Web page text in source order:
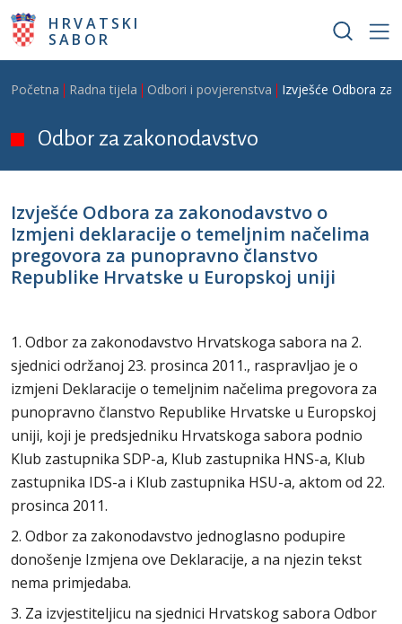
Skoči na glavni sadržaj
HRVATSKI
SABOR
Breadcrumb
Početna Radna tijela Odbori i povjerenstva Izvješće Odbora za
Odbor za zakonodavstvo
Izvješće Odbora za zakonodavstvo o
Izmjeni deklaracije o temeljnim načelima
pregovora za punopravno članstvo
Republike Hrvatske u Europskoj uniji
1. Odbor za zakonodavstvo Hrvatskoga sabora na 2.
sjednici održanoj 23. prosinca 2011., raspravljao je o
izmjeni Deklaracije o temeljnim načelima pregovora za
punopravno članstvo Republike Hrvatske u Europskoj
uniji, koji je predsjedniku Hrvatskoga sabora podnio
Klub zastupnika SDP-a, Klub zastupnika HNS-a, Klub
zastupnika IDS-a i Klub zastupnika HSU-a, aktom od 22.
prosinca 2011.
2. Odbor za zakonodavstvo jednoglasno podupire
donošenje Izmjena ove Deklaracije, a na njezin tekst
nema primjedaba.
3. Za izvjestiteljicu na sjednici Hrvatskog sabora Odbor